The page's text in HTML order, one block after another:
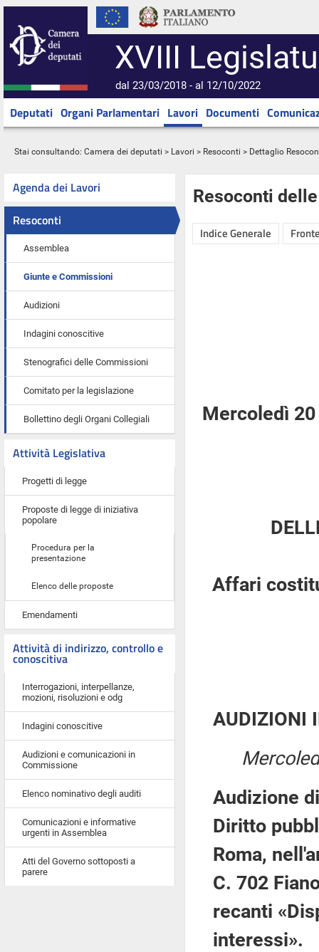
XVIII
dal 23/03/2018 - al 12/10/2022
Deputati Organi Parlamentari Lavori Documenti
Stai consultando: Camera dei deputati > Lavori > Resoconti > Dettaglio
Agenda dei Lavori
Resoconti
Assemblea
Giunte e Commissioni
Audizioni
Indagini conoscitive
Stenografici delle Commissioni
Comitato per la legislazione
Bollettino degli Organi Collegiali
Attività Legislativa
Progetti di legge
Proposte di legge di iniziativa
popolare
Procedura per la
presentazione
Elenco delle proposte
Emendamenti
Attività di indirizzo, controllo e
conoscitiva
Interrogazioni, interpellanze,
mozioni, risoluzioni e odg
Indagini conoscitive
Audizioni e comunicazioni in
Commissione
Elenco nominativo degli auditi
Comunicazioni e informative
urgenti in Assemblea
Atti del Governo sottoposti a
parere
Resoconti
Indice Generale
Mercoledì
Affari
AUDIZIONI
Audizione
Diritto
Roma,
C. 702
recanti
interessi».